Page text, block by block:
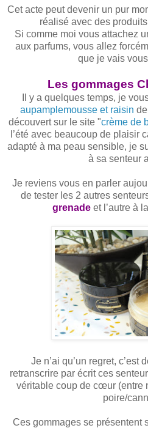
Cet acte peut devenir un pur
réalisé avec des
Si comme moi vous attachez
aux parfums, vous allez
que je vais
Les gommages
Il y a quelques temps, je
aupamplemousse et raisin
découvert sur le site "crème de
l’été avec beaucoup de plaisir
adapté à ma peau sensible, je
à sa senteur
Je reviens vous en parler
de tester les 2 autres
grenadeet l’autre à la
Je n’ai qu’un regret, c’est
retranscrire par écritces
véritable coup de cœur (entre
poire/
Ces gommages se présentent